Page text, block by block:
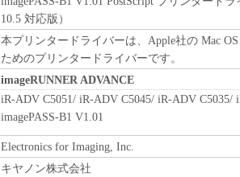
10.5 対応版）
本プリンタードライバーは、Apple社の Mac
ためのプリンタードライバーです。
imageRUNNER ADVANCE
iR-ADV C5051/ iR-ADV C5045/ iR-ADV C5035/
imagePASS-B1 V1.01
Electronics for Imaging, Inc.
キヤノン株式会社